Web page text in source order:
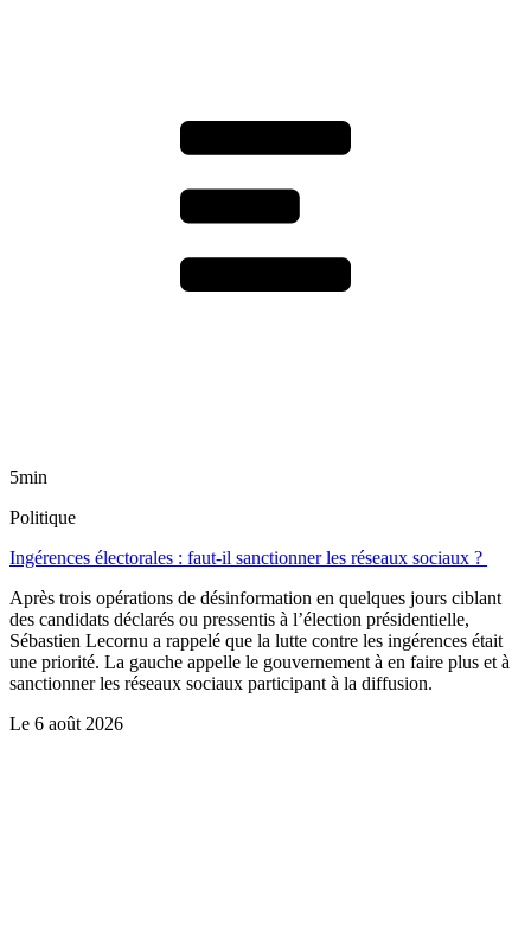
5min
Politique
Ingérences électorales : faut-il sanctionner les réseaux sociaux ?
Après trois opérations de désinformation en quelques jours ciblant
des candidats déclarés ou pressentis à l’élection présidentielle,
Sébastien Lecornu a rappelé que la lutte contre les ingérences était
une priorité. La gauche appelle le gouvernement à en faire plus et à
sanctionner les réseaux sociaux participant à la diffusion.
Le 6 août 2026